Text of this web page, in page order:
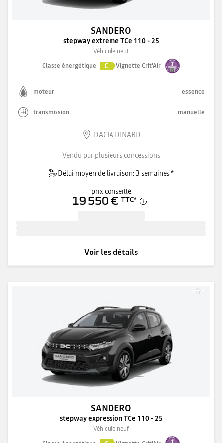
SANDERO
stepway extreme TCe 110 - 25
Véhicule neuf
Classe énergétique
C Vignette Crit'Air
moteur essence
transmission manuelle
DACIA DINARD
Vendu par plusieurs concessions
Délai moyen de livraison: 3 semaines *
prix conseillé
19 550 € TTC*
Voir les détails
SANDERO
stepway expression TCe 110 - 25
Véhicule neuf